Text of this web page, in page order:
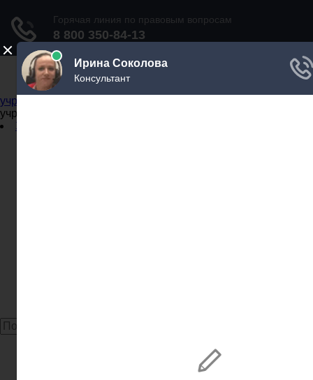
Не официальный справочник государственных
учреждений
учреждений
Задать вопрос юристу